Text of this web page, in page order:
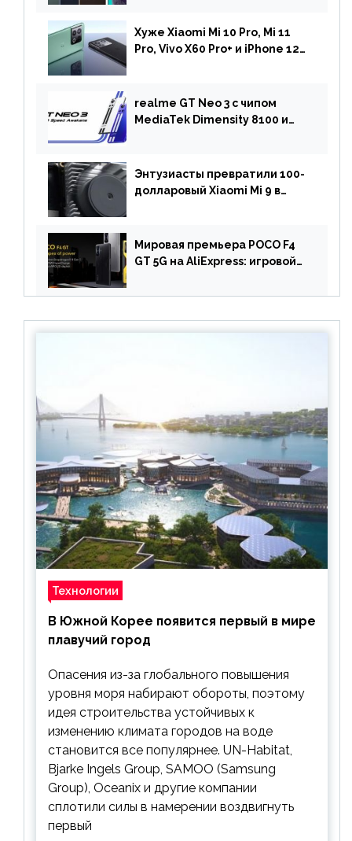
Хуже Xiaomi Mi 10 Pro, Mi 11
Pro, Vivo X60 Pro+ и iPhone 12
OnePlus 10 Pro
realme GT Neo 3 с чипом
MediaTek Dimensity 8100 и
Энтузиасты превратили 100-
долларовый Xiaomi Mi 9 в
Мировая премьера POCO F4
GT 5G на AliExpress: игровой
Snapdragon 8 Gen 1 по
Технологии
В Южной Корее появится первый в мире
плавучий город
Опасения из-за глобального повышения
уровня моря набирают обороты, поэтому
идея строительства устойчивых к
изменению климата городов на воде
становится все популярнее. UN-Habitat,
Bjarke Ingels Group, SAMOO (Samsung
Group), Oceanix и другие компании
сплотили силы в намерении воздвигнуть
первый